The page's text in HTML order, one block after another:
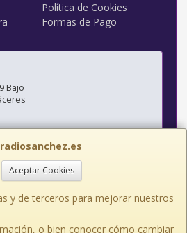
Aceptar Cookies
y de terceros para mejorar nuestros
o bien conocer cómo cambiar
Política de Cookies
Formas de Pago
Bajo
5 - 8,30